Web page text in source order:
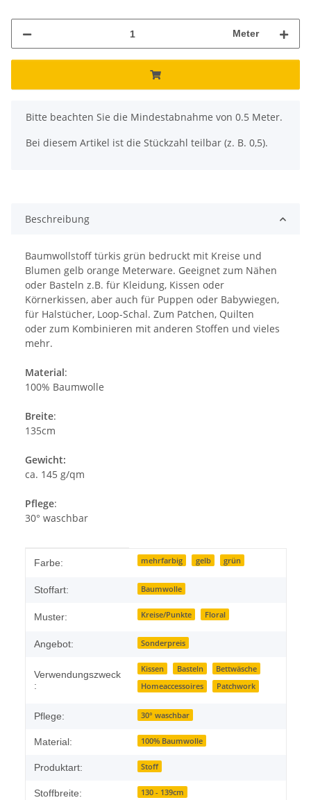
Meter
x
Bitte beachten Sie die Mindestabnahme von 0.5 Meter.
Bei diesem Artikel ist die Stückzahl teilbar (z. B. 0,5).
Beschreibung
Baumwollstoff türkis grün bedruckt mit Kreise und
Blumen gelb orange Meterware. Geeignet zum Nähen
oder Basteln z.B. für Kleidung, Kissen oder
Körnerkissen, aber auch für Puppen oder Babywiegen,
für Halstücher, Loop-Schal. Zum Patchen, Quilten
oder zum Kombinieren mit anderen Stoffen und vieles
mehr.
Material:
100% Baumwolle
Breite:
135cm
Gewicht:
ca. 145 g/qm
Pflege:
30° waschbar
Produkteigenschaft
Wert
Farbe: mehrfarbig gelb grün
Stoffart: Baumwolle
Muster: Kreise/Punkte Floral
Angebot: Sonderpreis
Verwendungszweck
:
Kissen Basteln
Bettwäsche
Homeaccessoires
Patchwork
Pflege: 30° waschbar
Material: 100% Baumwolle
Produktart: Stoff
Stoffbreite: 130 - 139cm